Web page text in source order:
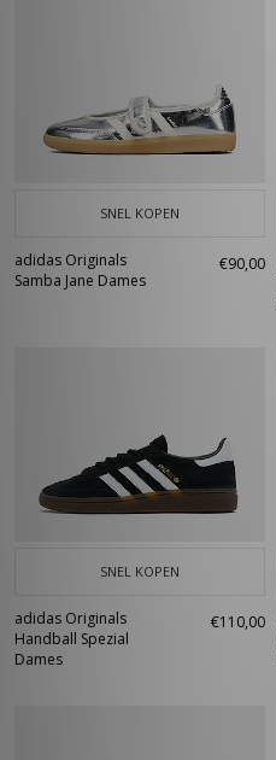
SNEL KOPEN
adidas Originals
Samba Jane Dames
€90,00
SNEL KOPEN
adidas Originals
Handball Spezial
Dames
€110,00